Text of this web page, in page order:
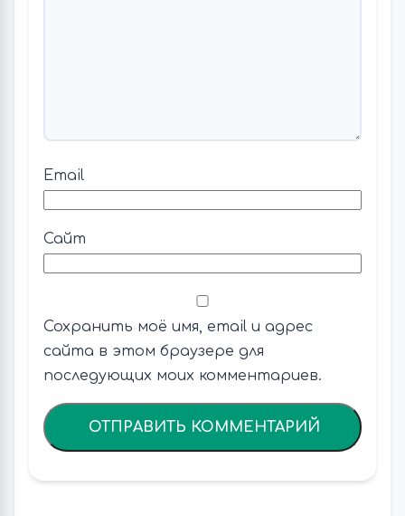
Email
Сайт
Сохранить моё имя, email и адрес
сайта в этом браузере для
последующих моих комментариев.